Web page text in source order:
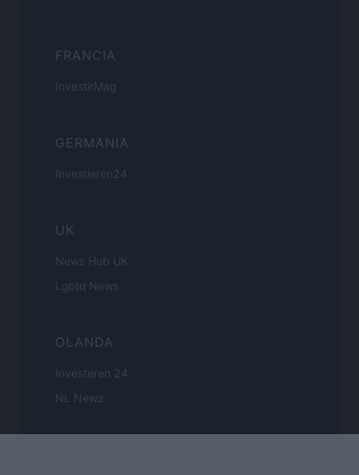
FRANCIA
InvestirMag
GERMANIA
Investieren24
UK
News Hub UK
Lgbtq News
OLANDA
Investeren 24
NL Newz